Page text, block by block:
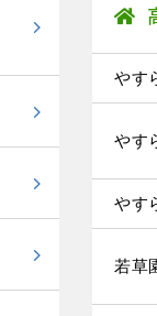
やす
やす
やす
若草